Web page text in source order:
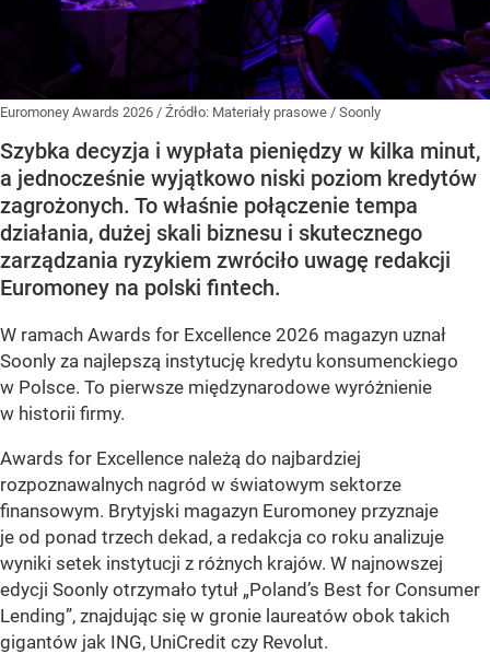
Euromoney Awards 2026 / Źródło: Materiały prasowe / Soonly
Szybka decyzja i wypłata pieniędzy w kilka minut,
a jednocześnie wyjątkowo niski poziom kredytów
zagrożonych. To właśnie połączenie tempa
działania, dużej skali biznesu i skutecznego
zarządzania ryzykiem zwróciło uwagę redakcji
Euromoney na polski fintech.
W ramach Awards for Excellence 2026 magazyn uznał
Soonly za najlepszą instytucję kredytu konsumenckiego
w Polsce. To pierwsze międzynarodowe wyróżnienie
w historii firmy.
Awards for Excellence należą do najbardziej
rozpoznawalnych nagród w światowym sektorze
finansowym. Brytyjski magazyn Euromoney przyznaje
je od ponad trzech dekad, a redakcja co roku analizuje
wyniki setek instytucji z różnych krajów. W najnowszej
edycji Soonly otrzymało tytuł „Poland’s Best for Consumer
Lending”, znajdując się w gronie laureatów obok takich
gigantów jak ING, UniCredit czy Revolut.